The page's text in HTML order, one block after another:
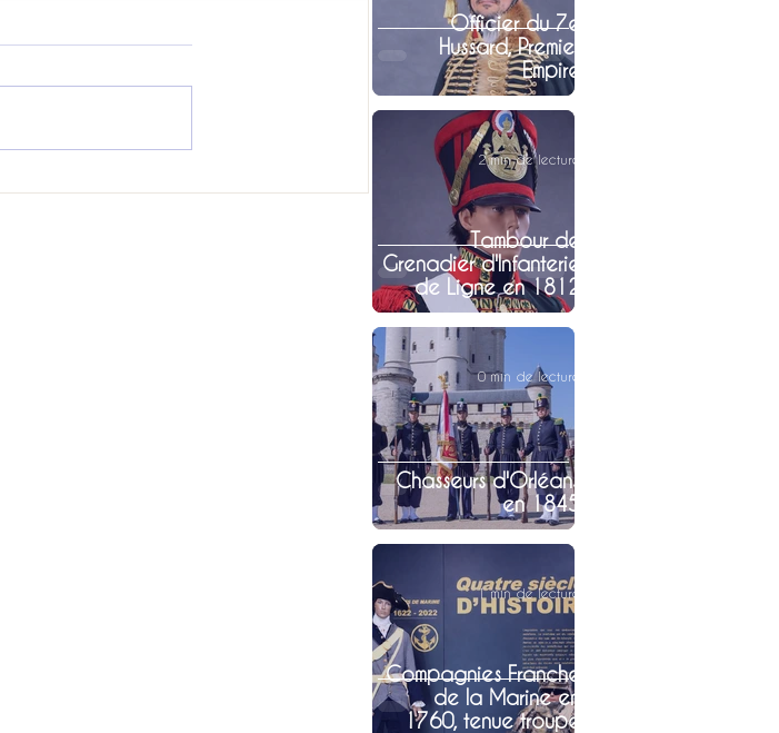
Officier du 7e
Hussard, Premier
Empire
Tambour de
Grenadier d'Infanterie
de Ligne en 1812
2 min de lecture
Chasseurs d'Orléans
en 1845
0 min de lecture
Compagnies Franche
de la Marine en
1760, tenue troupe
1 min de lecture